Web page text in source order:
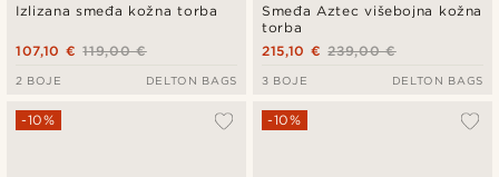
Izlizana smeđa kožna torba
119,00 €
107,10 €
2 BOJE DELTON BAGS
Smeđa Aztec višebojna kožna
torba
239,00 €
215,10 €
3 BOJE DELTON BAGS
-10% -10%